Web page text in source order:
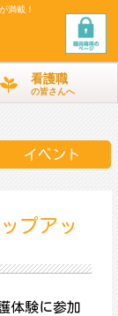
満載！
看護職
の皆さんへ
イベント
プアッ
体験に参加